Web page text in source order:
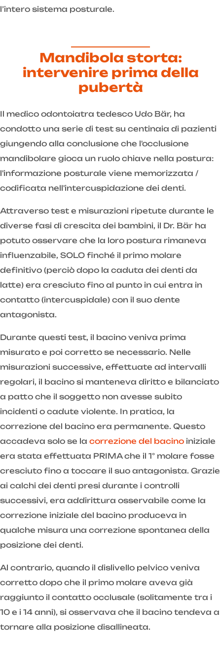
l’intero sistema posturale.
Mandibola storta:
intervenire prima della
pubertà
Il medico odontoiatra tedesco Udo Bär, ha
condotto una serie di test su centinaia di pazienti
giungendo alla conclusione che l'occlusione
mandibolare gioca un ruolo chiave nella postura:
l'informazione posturale viene memorizzata /
codificata nell'intercuspidazione dei denti.
Attraverso test e misurazioni ripetute durante le
diverse fasi di crescita dei bambini, il Dr. Bär ha
potuto osservare che la loro postura rimaneva
influenzabile, SOLO finché il primo molare
definitivo (perciò dopo la caduta dei denti da
latte) era cresciuto fino al punto in cui entra in
contatto (intercuspidale) con il suo dente
antagonista.
Durante questi test, il bacino veniva prima
misurato e poi corretto se necessario. Nelle
misurazioni successive, effettuate ad intervalli
regolari, il bacino si manteneva diritto e bilanciato
a patto che il soggetto non avesse subito
incidenti o cadute violente. In pratica, la
correzione del bacino era permanente. Questo
accadeva solo se la correzione del bacino iniziale
era stata effettuata PRIMA che il 1° molare fosse
cresciuto fino a toccare il suo antagonista. Grazie
ai calchi dei denti presi durante i controlli
successivi, era addirittura osservabile come la
correzione iniziale del bacino produceva in
qualche misura una correzione spontanea della
posizione dei denti.
Al contrario, quando il dislivello pelvico veniva
corretto dopo che il primo molare aveva già
raggiunto il contatto occlusale (solitamente tra i
10 e i 14 anni), si osservava che il bacino tendeva a
tornare alla posizione disallineata.